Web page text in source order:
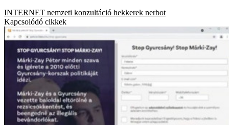
INTERNET nemzeti konzultáció hekkerek nerbot
Kapcsolódó cikkek